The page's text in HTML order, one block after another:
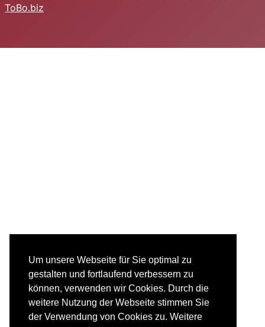
Um unsere Webseite für Sie optimal zu
gestalten und fortlaufend verbessern zu
können, verwenden wir Cookies. Durch die
weitere Nutzung der Webseite stimmen Sie
der Verwendung von Cookies zu. Weitere
ToBo.biz